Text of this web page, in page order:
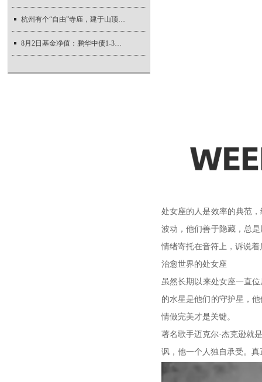
杭州有个“自由”寺庙，建于山顶，自驾可达，拥有三大惊艳景观
8月2日基金净值：鹏华中债1-3年国开行债A最新净值1.0693，涨0.05%
处女座的人是效率的典范
波动，他们善于隐藏，总
情绪寄托在音符上，诉说
治愈世界的处女座
虽然长期以来处女座一直
的水星是他们的守护星，
情做完美才是关键。
著名歌手迈克尔·杰克逊就
讽，他一个人独自承受。